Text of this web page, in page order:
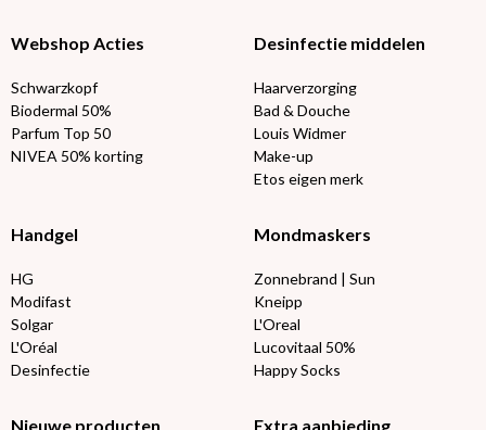
Webshop Acties
Schwarzkopf
Biodermal 50%
Parfum Top 50
NIVEA 50% korting
Desinfectie middelen
Haarverzorging
Bad & Douche
Louis Widmer
Make-up
Etos eigen merk
Handgel
HG
Modifast
Solgar
L'Oréal
Desinfectie
Mondmaskers
Zonnebrand | Sun
Kneipp
L'Oreal
Lucovitaal 50%
Happy Socks
Nieuwe producten Extra aanbieding